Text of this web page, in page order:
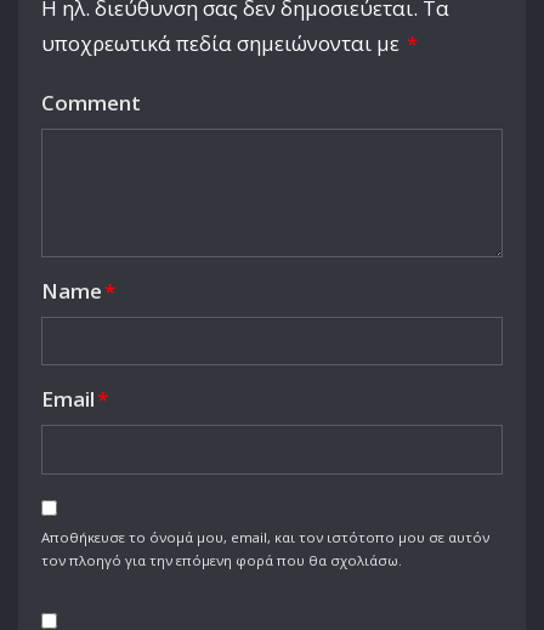
Η ηλ. διεύθυνση σας δεν δημοσιεύεται. Τα
υποχρεωτικά πεδία σημειώνονται με *
Comment
Name*
Email*
Αποθήκευσε το όνομά μου, email, και τον ιστότοπο μου σε αυτόν
τον πλοηγό για την επόμενη φορά που θα σχολιάσω.